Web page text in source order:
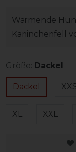
Wärmende
Kaninchenfell
Größe: Dackel
Dackel XXS
XL XXL